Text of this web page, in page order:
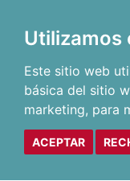
Utilizamos
Este sitio web
básica del sitio
marketing, para
ACEPTAR